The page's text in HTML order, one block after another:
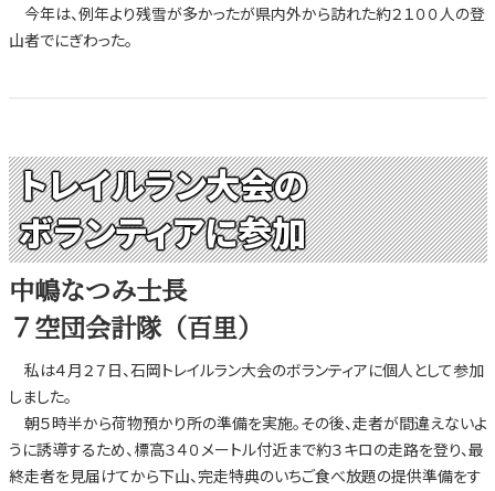
今年は、例年より残雪が多かったが県内外から訪れた約２１００人の登
山者でにぎわった。
トレイルラン大会の
ボランティアに参加
中嶋なつみ士長
７空団会計隊（百里）
私は４月２７日、石岡トレイルラン大会のボランティアに個人として参加
しました。
朝５時半から荷物預かり所の準備を実施。その後、走者が間違えないよ
うに誘導するため、標高３４０メートル付近まで約３キロの走路を登り、最
終走者を見届けてから下山、完走特典のいちご食べ放題の提供準備をす